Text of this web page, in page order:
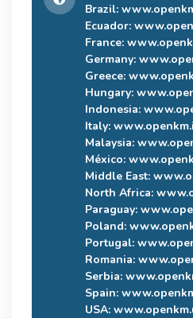
Brazil:
Ecuador:
France:
Germany:
Greece:
Hungary:
Indonesia:
Italy:
Malaysia:
México:
Middle East:
North Africa:
Paraguay:
Poland:
Portugal:
Romania:
Serbia:
Spain:
USA: